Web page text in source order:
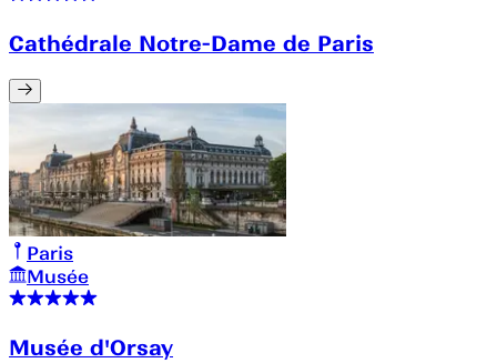
Cathédrale Notre-Dame de Paris
Paris
Musée
Musée d'Orsay